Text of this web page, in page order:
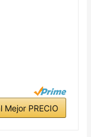
Mejor PRECIO